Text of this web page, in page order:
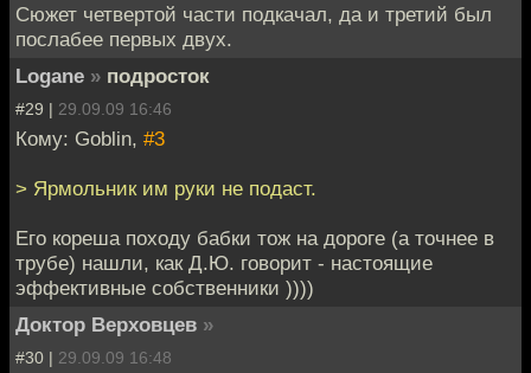
Сюжет четвертой части подкачал, да и третий был
послабее первых двух.
Logane » подросток
#29 | 29.09.09 16:46
Кому: Goblin, #3
> Ярмольник им руки не подаст.
Его кореша походу бабки тож на дороге (а точнее в
трубе) нашли, как Д.Ю. говорит - настоящие
эффективные собственники ))))
Доктор Верховцев »
#30 | 29.09.09 16:48